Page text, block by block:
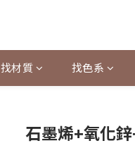
找材質 找色系
石墨烯+氧化